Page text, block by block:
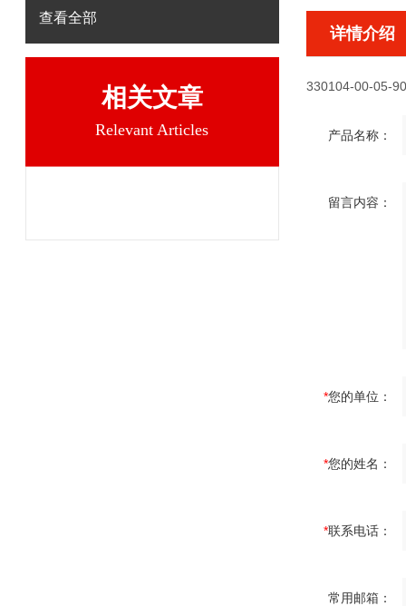
查看全部
相关文章
Relevant Articles
详情介绍
330104-00-05-
产品名称：
留言内容：
*您的单位：
*您的姓名：
*联系电话：
常用邮箱：